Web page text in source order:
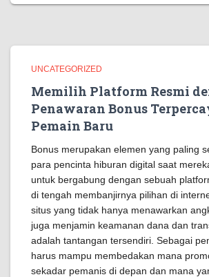
UNCATEGORIZED
Memilih Platform Resmi
Penawaran Bonus
Pemain Baru
Bonus merupakan elemen yang paling
para pencinta hiburan digital saat
untuk bergabung dengan sebuah
di tengah membanjirnya pilihan di
situs yang tidak hanya menawarkan
juga menjamin keamanan dana dan
adalah tantangan tersendiri. Sebagai
harus mampu membedakan mana
sekadar pemanis di depan dan mana